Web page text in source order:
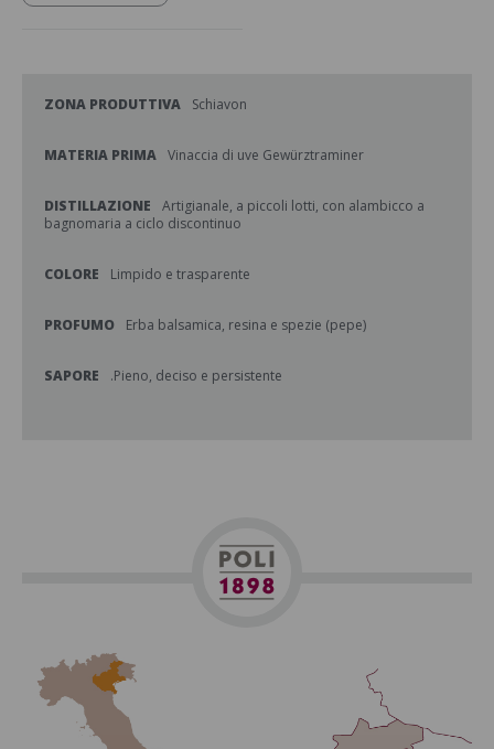
ZONA PRODUTTIVA Schiavon
MATERIA PRIMA Vinaccia di uve Gewürztraminer
DISTILLAZIONE
Artigianale, a piccoli lotti, con alambicco a
bagnomaria a ciclo discontinuo
COLORE Limpido e trasparente
PROFUMO Erba balsamica, resina e spezie (pepe)
SAPORE .Pieno, deciso e persistente